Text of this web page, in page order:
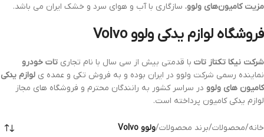
مزیت کامیون‌های ولوو، سازگاری با آب و هوای سرد و خشک ایران می باشد.
فروشگاه لوازم یدکی ولوو Volvo
شرکت نیکا تکتاز تات با قدمتی بیش از سی سال با نام تجاری تات خودرو
نماینده رسمی شرکت ولوو در ایران بوده و به فروش تکی و عمده ی لوازم یدکی
کامیون های ولوو در سراسر کشور به رانندگان محترم و فروشگاه های مجاز
لوازم یدکی کامیون پرداخته است.
خانه/محصولات/برند محصولات/ولوو Volvo